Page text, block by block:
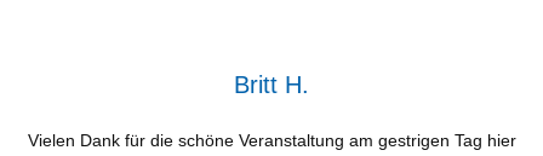
Britt H.
Vielen Dank für die schöne Veranstaltung am gestrigen Tag hier